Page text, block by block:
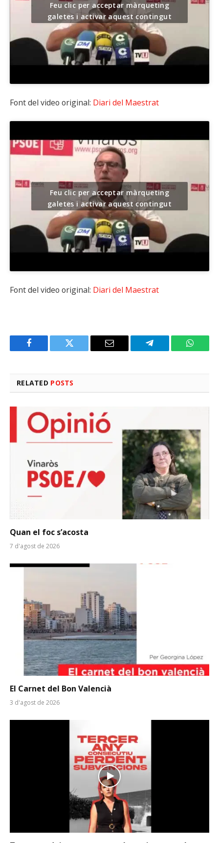
Feu clic per acceptar màrqueting
galetes i activar aquest contingut
Font del video original: Diari del Maestrat
Feu clic per acceptar màrqueting
galetes i activar aquest contingut
Font del video original: Diari del Maestrat
Facebook Twitter Email Telegram
RELATED POSTS
Quan el foc s’acosta
7 d'agost de 2026
El Carnet del Bon Valencià
3 d'agost de 2026